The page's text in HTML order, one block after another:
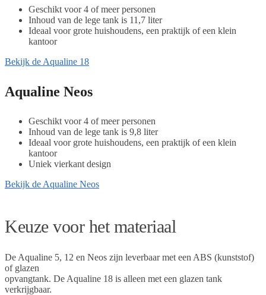
Geschikt voor 4 of meer personen
Inhoud van de lege tank is 11,7 liter
Ideaal voor grote huishoudens, een praktijk of een klein
kantoor
Bekijk de Aqualine 18
Aqualine Neos
Geschikt voor 4 of meer personen
Inhoud van de lege tank is 9,8 liter
Ideaal voor grote huishoudens, een praktijk of een klein
kantoor
Uniek vierkant design
Bekijk de Aqualine Neos
Keuze voor het materiaal
De Aqualine 5, 12 en Neos zijn leverbaar met een ABS (kunststof)
of glazen
opvangtank. De Aqualine 18 is alleen met een glazen tank
verkrijgbaar.